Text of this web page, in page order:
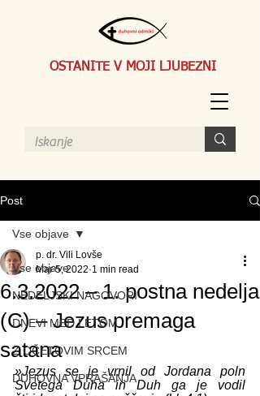
OSTANITE V MOJI LJUBEZNI
Post
Vse objave
NEDELJSKI NAGOVORI
DNEVI MED LETOM
Z OČETOVIM SRCEM
DUHOVNA VPRAŠANJA
Vse objave
6.3.2022 – 1. postna nedelja
(C) – Jezus premaga
satana
p. dr. Vili Lovše
Mar 5, 2022 1 min read
»Jezus se je vrnil od Jordana poln
Svetega Duha in Duh ga je vodil